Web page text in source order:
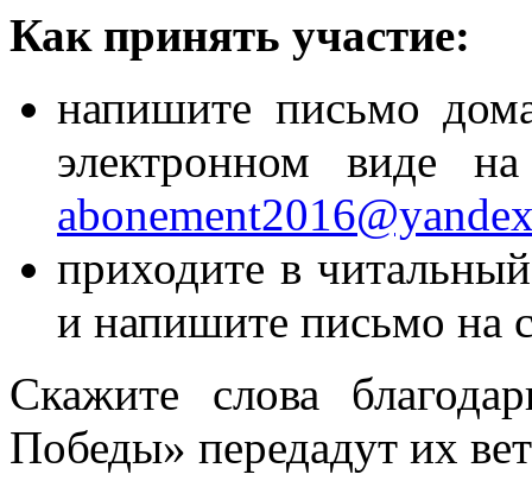
Как принять участие:
напишите письмо
электронном виде
приходите в
и напишите письмо на
Скажите слова
Победы» передадут их